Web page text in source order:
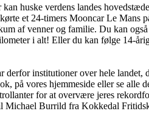
huske verdens landes
et 24-timers Mooncar Le
af venner og familie. Du kan
i alt! Eller du kan følge 14-
institutioner over hele
på vores hjemmeside eller se
for at overvære jeres
Burrild fra Kokkedal